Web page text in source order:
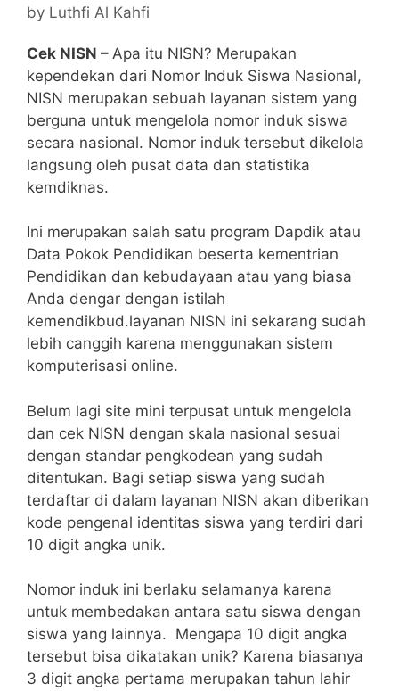
by Luthfi Al Kahfi
Cek NISN – Apa itu NISN? Merupakan
kependekan dari Nomor Induk Siswa Nasional,
NISN merupakan sebuah layanan sistem yang
berguna untuk mengelola nomor induk siswa
secara nasional. Nomor induk tersebut dikelola
langsung oleh pusat data dan statistika
kemdiknas.
Ini merupakan salah satu program Dapdik atau
Data Pokok Pendidikan beserta kementrian
Pendidikan dan kebudayaan atau yang biasa
Anda dengar dengan istilah
kemendikbud.layanan NISN ini sekarang sudah
lebih canggih karena menggunakan sistem
komputerisasi online.
Belum lagi site mini terpusat untuk mengelola
dan cek NISN dengan skala nasional sesuai
dengan standar pengkodean yang sudah
ditentukan. Bagi setiap siswa yang sudah
terdaftar di dalam layanan NISN akan diberikan
kode pengenal identitas siswa yang terdiri dari
10 digit angka unik.
Nomor induk ini berlaku selamanya karena
untuk membedakan antara satu siswa dengan
siswa yang lainnya. Mengapa 10 digit angka
tersebut bisa dikatakan unik? Karena biasanya
3 digit angka pertama merupakan tahun lahir